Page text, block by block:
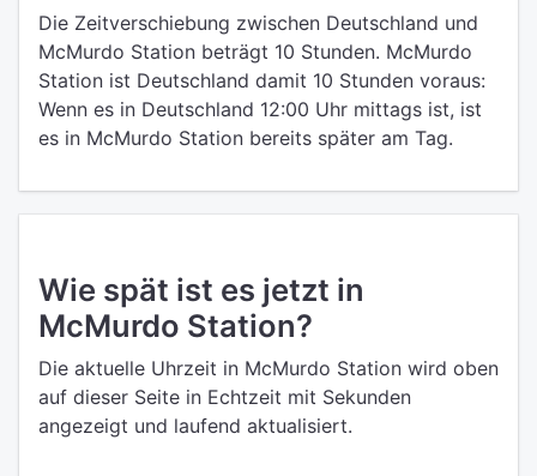
Die Zeitverschiebung zwischen Deutschland und
McMurdo Station beträgt 10 Stunden. McMurdo
Station ist Deutschland damit 10 Stunden voraus:
Wenn es in Deutschland 12:00 Uhr mittags ist, ist
es in McMurdo Station bereits später am Tag.
Wie spät ist es jetzt in
McMurdo Station?
Die aktuelle Uhrzeit in McMurdo Station wird oben
auf dieser Seite in Echtzeit mit Sekunden
angezeigt und laufend aktualisiert.